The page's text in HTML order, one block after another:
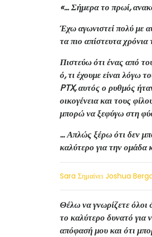
«… Σήμερα το πρωί,
Έχω αγωνιστεί πολύ με
τα πιο απίστευτα
Πιστεύω ότι ένας από
ό, τι έχουμε είναι λόγω
PTX, αυτός ο ρυθμός
οικογένεια και τους
μπορώ να ξεφύγω στη
… Απλώς ξέρω ότι δεν
καλύτερο για την ομάδα
Sara Σημαίνει Joshua
Θέλω να γνωρίζετε
το καλύτερο δυνατό
απόφασή μου και ότι